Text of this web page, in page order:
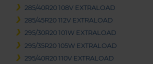
285/40R20 108V EXTRALOAD
285/45R20 112V EXTRALOAD
295/30R20 101W EXTRALOAD
295/35R20 105W EXTRALOAD
295/40R20 110V EXTRALOAD